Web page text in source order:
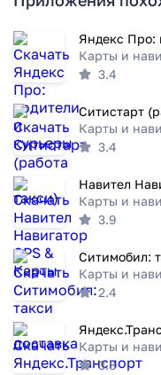
Карты и
3.4
Ситистарт
Карты и
3.4
Карты и
3.9
Карты и
2.4
Карты и
3.8